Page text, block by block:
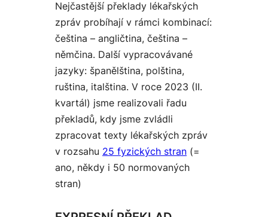
Nejčastější překlady lékařských
zpráv probíhají v rámci kombinací:
čeština – angličtina, čeština –
němčina. Další vypracovávané
jazyky: španělština, polština,
ruština, italština. V roce 2023 (II.
kvartál) jsme realizovali řadu
překladů, kdy jsme zvládli
zpracovat texty lékařských zpráv
v rozsahu 25 fyzických stran (=
ano, někdy i 50 normovaných
stran)